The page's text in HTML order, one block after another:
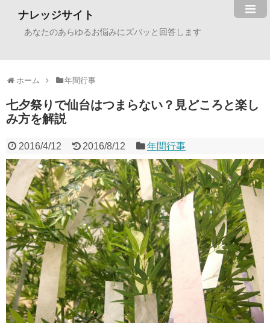
ナレッジサイト
あなたのあらゆるお悩みにズバッと回答します
ホーム 年間行事
七夕祭りで仙台はつまらない？見どころと楽し
み方を解説
2016/4/12 2016/8/12 年間行事